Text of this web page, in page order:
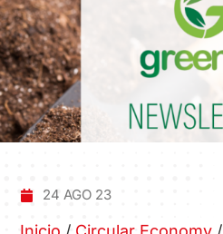
24 AGO 23